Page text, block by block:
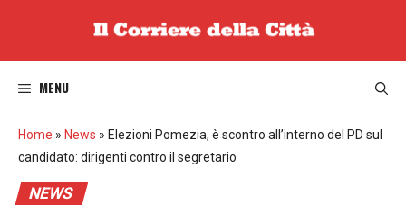
MENU
Home » News » Elezioni Pomezia, è scontro all’interno del PD sul
candidato: dirigenti contro il segretario
NEWS